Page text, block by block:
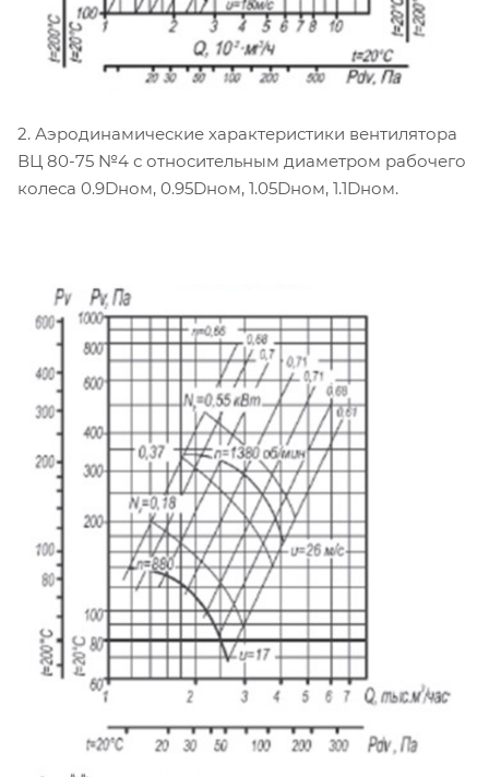
2. Аэродинамические характеристики вентилятора
ВЦ 80-75 №4 с относительным диаметром рабочего
колеса 0.9Dном, 0.95Dном, 1.05Dном, 1.1Dном.